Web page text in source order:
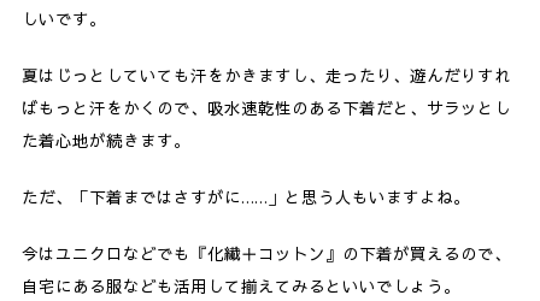
しいです。
夏はじっとしていても汗をかきますし、走ったり、遊んだりすれ
ばもっと汗をかくので、吸水速乾性のある下着だと、サラッとし
た着心地が続きます。
ただ、「下着まではさすがに……」と思う人もいますよね。
今はユニクロなどでも『化繊＋コットン』の下着が買えるので、
自宅にある服なども活用して揃えてみるといいでしょう。